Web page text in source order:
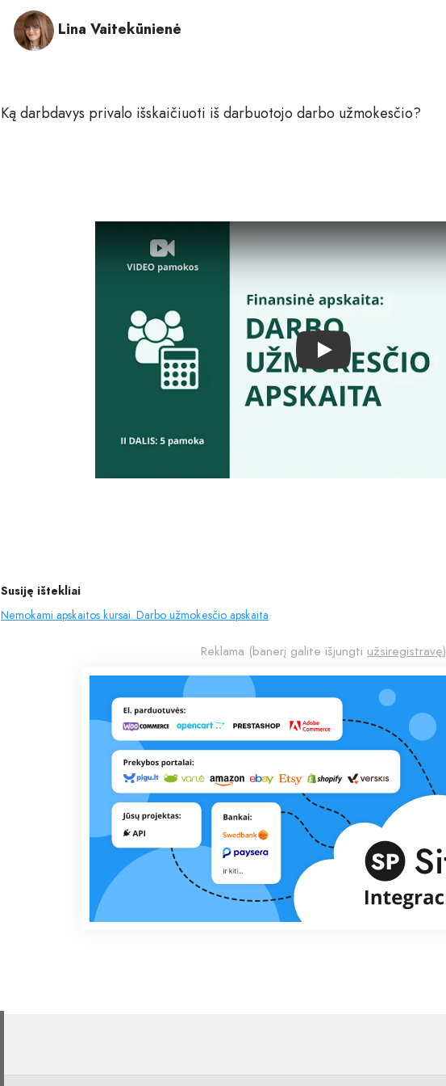
Lina Vaitekūnienė
Ką darbdavys privalo išskaičiuoti iš darbuotojo darbo užmokesčio?
Play
Susiję ištekliai
Nemokami apskaitos kursai . Darbo užmokesčio apskaita
Reklama (banerį galite išjungti užsiregistravę)